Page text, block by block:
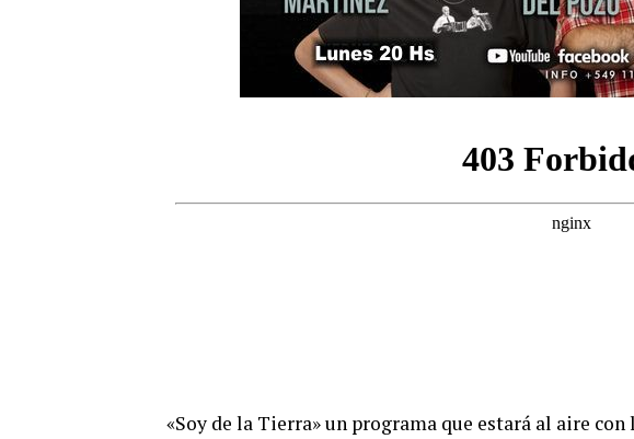
«Soy de la Tierra» un programa que estará al aire